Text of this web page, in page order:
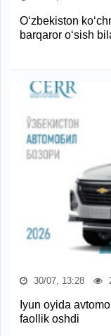
O‘zbekiston
barqaror o‘sish
30/07, 13:28
Iyun oyida
faollik oshdi